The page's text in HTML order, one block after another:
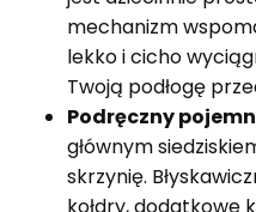
mechanizm
lekko i cicho
Twoją podłogę
Podręczny
głównym
skrzynię.